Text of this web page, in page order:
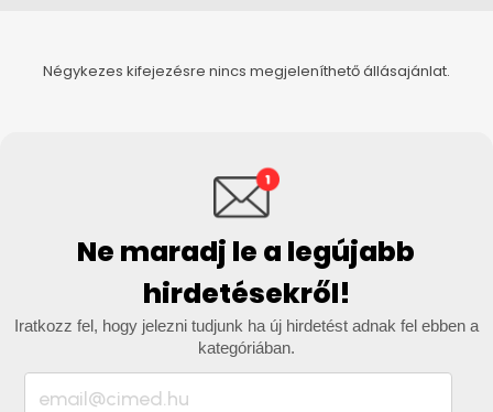
Négykezes kifejezésre nincs megjeleníthető állásajánlat.
Ne maradj le a legújabb
hirdetésekről!
Iratkozz fel, hogy jelezni tudjunk ha új hirdetést adnak fel ebben a
kategóriában.